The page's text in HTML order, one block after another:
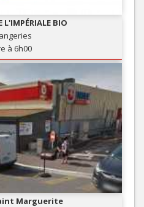
L'IMPÉRIALE BIO
à 6h00
Marguerite